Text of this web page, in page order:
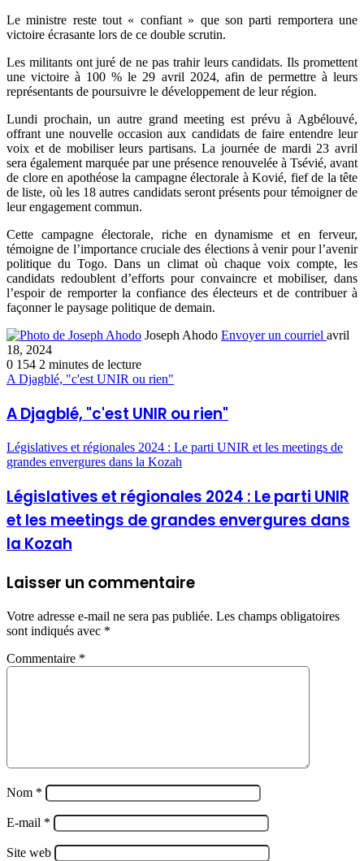
Le ministre reste tout « confiant » que son parti remportera une
victoire écrasante lors de ce double scrutin.
Les militants ont juré de ne pas trahir leurs candidats. Ils promettent
une victoire à 100 % le 29 avril 2024, afin de permettre à leurs
représentants de poursuivre le développement de leur région.
Lundi prochain, un autre grand meeting est prévu à Agbélouvé,
offrant une nouvelle occasion aux candidats de faire entendre leur
voix et de mobiliser leurs partisans. La journée de mardi 23 avril
sera également marquée par une présence renouvelée à Tsévié, avant
de clore en apothéose la campagne électorale à Kovié, fief de la tête
de liste, où les 18 autres candidats seront présents pour témoigner de
leur engagement commun.
Cette campagne électorale, riche en dynamisme et en ferveur,
témoigne de l’importance cruciale des élections à venir pour l’avenir
politique du Togo. Dans un climat où chaque voix compte, les
candidats redoublent d’efforts pour convaincre et mobiliser, dans
l’espoir de remporter la confiance des électeurs et de contribuer à
façonner le paysage politique de demain.
Joseph Ahodo Envoyer un courriel avril
18, 2024
0 154 2 minutes de lecture
A Djagblé, "c'est UNIR ou rien"
A Djagblé, "c'est UNIR ou rien"
Législatives et régionales 2024 : Le parti UNIR et les meetings de
grandes envergures dans la Kozah
Législatives et régionales 2024 : Le parti UNIR
et les meetings de grandes envergures dans
la Kozah
Laisser un commentaire
Votre adresse e-mail ne sera pas publiée. Les champs obligatoires
sont indiqués avec *
Commentaire *
Nom *
E-mail *
Site web